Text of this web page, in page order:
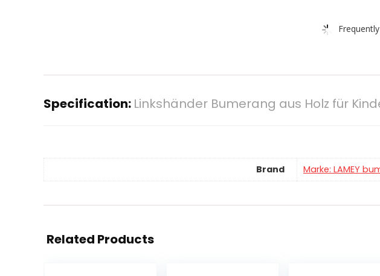
Specification: Linkshänder Bumerang aus Holz für
Brand Marke: LAMEY
Related Products